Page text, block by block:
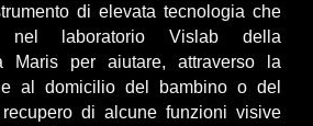
di elevata tecnologia che
nel laboratorio Vislab della
Maris per aiutare, attraverso la
al domicilio del bambino o del
di alcune funzioni visive